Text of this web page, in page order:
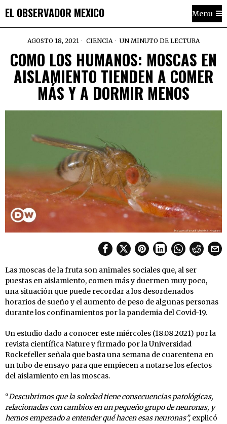
EL OBSERVADOR MEXICO Menu
AGOSTO 18, 2021 CIENCIA UN MINUTO DE LECTURA
COMO LOS HUMANOS: MOSCAS EN
AISLAMIENTO TIENDEN A COMER
MÁS Y A DORMIR MENOS
Las moscas de la fruta son animales sociales que, al ser
puestas en aislamiento, comen más y duermen muy poco,
una situación que puede recordar a los desordenados
horarios de sueño y el aumento de peso de algunas personas
durante los confinamientos por la pandemia del Covid-19.
Un estudio dado a conocer este miércoles (18.08.2021) por la
revista científica Nature y firmado por la Universidad
Rockefeller señala que basta una semana de cuarentena en
un tubo de ensayo para que empiecen a notarse los efectos
del aislamiento en las moscas.
“Descubrimos que la soledad tiene consecuencias patológicas,
relacionadas con cambios en un pequeño grupo de neuronas, y
hemos empezado a entender qué hacen esas neuronas”, explicó